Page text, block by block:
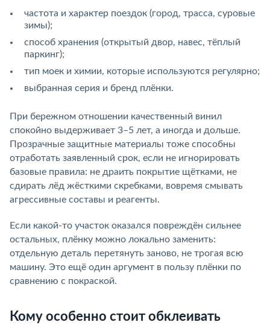
частота и характер поездок (город, трасса, суровые
зимы);
способ хранения (открытый двор, навес, тёплый
паркинг);
тип моек и химии, которые используются регулярно;
выбранная серия и бренд плёнки.
При бережном отношении качественный винил
спокойно выдерживает 3–5 лет, а иногда и дольше.
Прозрачные защитные материалы тоже способны
отработать заявленный срок, если не игнорировать
базовые правила: не драить покрытие щётками, не
сдирать лёд жёсткими скребками, вовремя смывать
агрессивные составы и реагенты.
Если какой-то участок оказался повреждён сильнее
остальных, плёнку можно локально заменить:
отдельную деталь перетянуть заново, не трогая всю
машину. Это ещё один аргумент в пользу плёнки по
сравнению с покраской.
Кому особенно стоит обклеивать